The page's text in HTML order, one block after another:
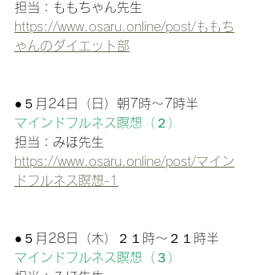
担当：ももちゃん先生
https://www.osaru.online/post/ももち
ゃんのダイエット部
●５月24日（日）朝7時〜7時半
マインドフルネス瞑想（２）
担当：みほ先生
https://www.osaru.online/post/マイン
ドフルネス瞑想-1
●５月28日（木）２１時〜２１時半
マインドフルネス瞑想（３）